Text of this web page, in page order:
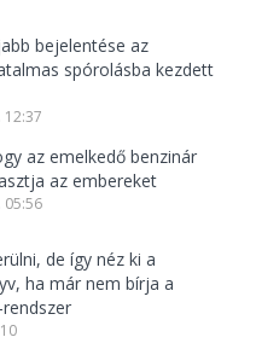
bejelentése az
spórolásba kezdett
12:37
az emelkedő benzinár
az embereket
05:56
de így néz ki a
ha már nem bírja a